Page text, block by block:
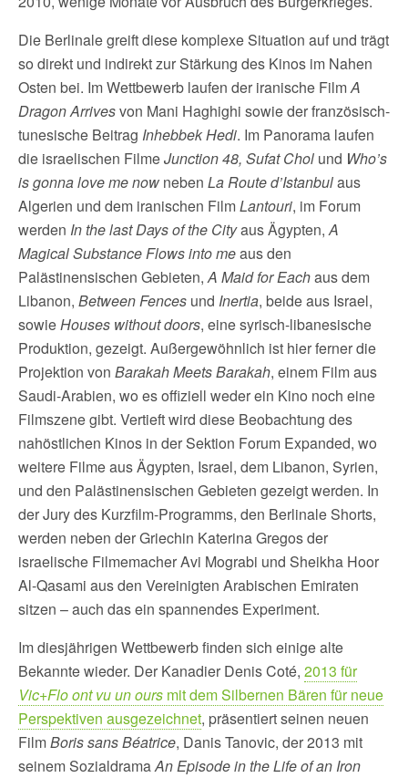
Die Berlinale greift diese komplexe Situation auf und trägt
so direkt und indirekt zur Stärkung des Kinos im Nahen
Osten bei. Im Wettbewerb laufen der iranische FilmA
Dragon Arrivesvon Mani Haghighi sowie der französisch-
tunesische Beitrag Inhebbek Hedi. Im Panorama laufen
die israelischen FilmeJunction 48, Sufat Chol und Who’s
is gonna love me now neben La Route d’Istanbulaus
Algerien und dem iranischen FilmLantouri, im Forum
werden In the last Days of the Cityaus Ägypten,A
Magical Substance Flows into meaus den
Palästinensischen Gebieten,A Maid for Eachaus dem
Libanon, Between Fences und Inertia, beide aus Israel,
sowieHouses without doors, eine syrisch-libanesische
Produktion, gezeigt. Außergewöhnlich ist hier ferner die
Projektion von Barakah Meets Barakah, einem Film aus
Saudi-Arabien, wo es offiziell weder ein Kino noch eine
Filmszene gibt. Vertieft wird diese Beobachtung des
nahöstlichen Kinos in der Sektion Forum Expanded, wo
weitere Filme aus Ägypten, Israel, dem Libanon, Syrien,
und den Palästinensischen Gebieten gezeigt werden. In
der Jury des Kurzfilm-Programms, den Berlinale Shorts,
werden neben der Griechin Katerina Gregos der
israelische Filmemacher Avi Mograbi und Sheikha Hoor
Al-Qasami aus den Vereinigten Arabischen Emiraten
sitzen – auch das ein spannendes Experiment.
Im diesjährigen Wettbewerb finden sich einige alte
Bekannte wieder. Der Kanadier Denis Coté, 2013 für
Vic+Flo ont vu un ours mit dem Silbernen Bären für neue
Perspektiven ausgezeichnet, präsentiert seinen neuen
FilmBoris sans Béatrice, Danis Tanovic, der 2013 mit
seinem SozialdramaAn Episode in the Life of an Iron